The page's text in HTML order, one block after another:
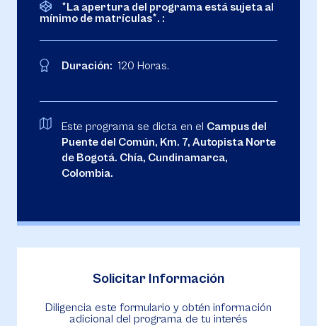
*La apertura del programa está sujeta al
mínimo de matrículas*. :
Duración: 120 Horas.
Este programa se dicta en el Campus del
Puente del Común, Km. 7, Autopista Norte
de Bogotá. Chía, Cundinamarca,
Colombia.
Solicitar Información
Diligencia este formulario y obtén información
adicional del programa de tu interés